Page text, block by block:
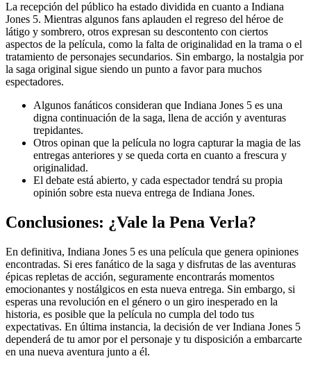
La recepción del público ha estado dividida en cuanto a Indiana
Jones 5. Mientras algunos fans aplauden el regreso del héroe de
látigo y sombrero, otros expresan su descontento con ciertos
aspectos de la película, como la falta de originalidad en la trama o el
tratamiento de personajes secundarios. Sin embargo, la nostalgia por
la saga original sigue siendo un punto a favor para muchos
espectadores.
Algunos fanáticos consideran que Indiana Jones 5 es una
digna continuación de la saga, llena de acción y aventuras
trepidantes.
Otros opinan que la película no logra capturar la magia de las
entregas anteriores y se queda corta en cuanto a frescura y
originalidad.
El debate está abierto, y cada espectador tendrá su propia
opinión sobre esta nueva entrega de Indiana Jones.
Conclusiones: ¿Vale la Pena Verla?
En definitiva, Indiana Jones 5 es una película que genera opiniones
encontradas. Si eres fanático de la saga y disfrutas de las aventuras
épicas repletas de acción, seguramente encontrarás momentos
emocionantes y nostálgicos en esta nueva entrega. Sin embargo, si
esperas una revolución en el género o un giro inesperado en la
historia, es posible que la película no cumpla del todo tus
expectativas. En última instancia, la decisión de ver Indiana Jones 5
dependerá de tu amor por el personaje y tu disposición a embarcarte
en una nueva aventura junto a él.